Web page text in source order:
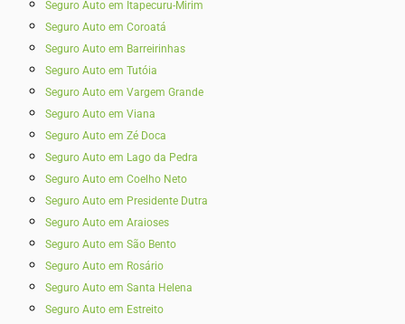
Seguro Auto em Itapecuru-Mirim
Seguro Auto em Coroatá
Seguro Auto em Barreirinhas
Seguro Auto em Tutóia
Seguro Auto em Vargem Grande
Seguro Auto em Viana
Seguro Auto em Zé Doca
Seguro Auto em Lago da Pedra
Seguro Auto em Coelho Neto
Seguro Auto em Presidente Dutra
Seguro Auto em Araioses
Seguro Auto em São Bento
Seguro Auto em Rosário
Seguro Auto em Santa Helena
Seguro Auto em Estreito